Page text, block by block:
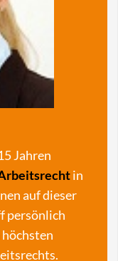
Jahren
in
auf dieser
persönlich